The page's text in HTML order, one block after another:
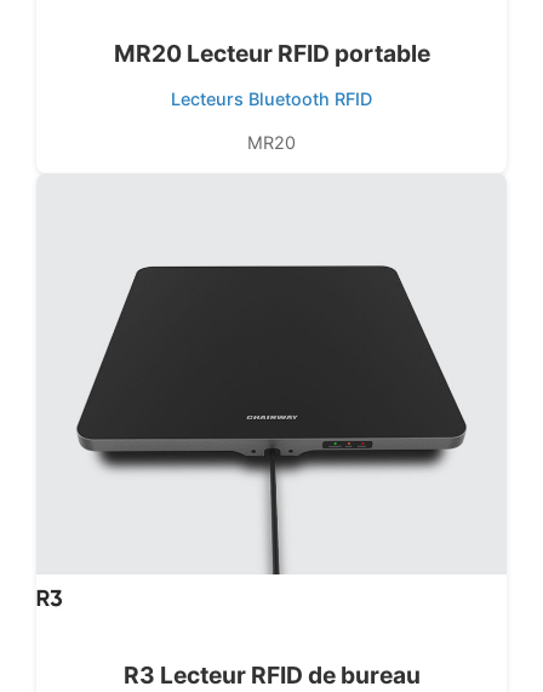
MR20 Lecteur RFID portable
Lecteurs Bluetooth RFID
MR20
R3 Lecteur RFID de bureau